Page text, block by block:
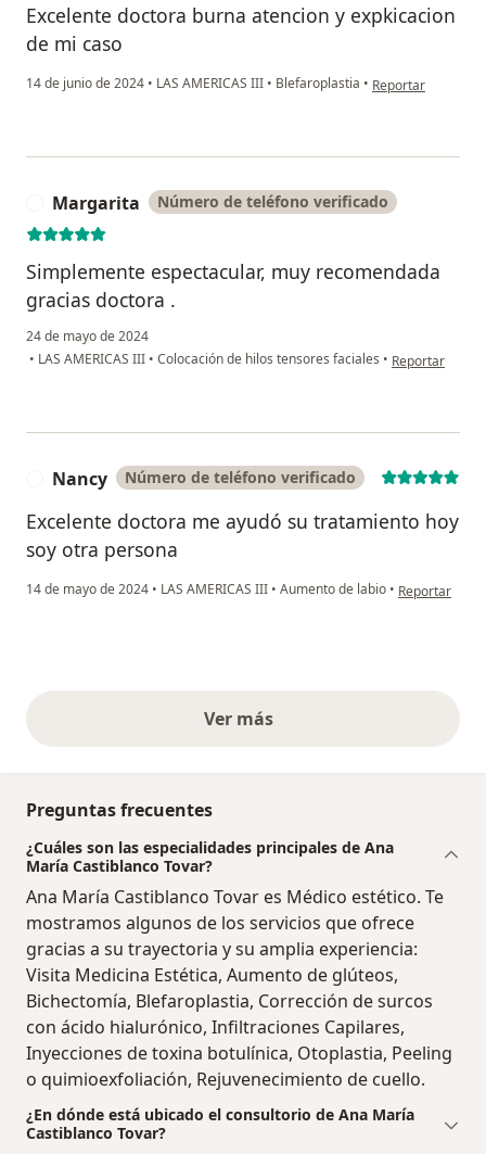
Excelente doctora burna atencion y expkicacion
de mi caso
14 de junio de 2024 • LAS AMERICAS III • Blefaroplastia • en opinión del
Reportar
Margarita Número de teléfono verificado
Simplemente espectacular, muy recomendada
gracias doctora .
24 de mayo de 2024
• LAS AMERICAS III • Colocación de hilos tensores faciales • en opinión del
Reportar
Nancy Número de teléfono verificado
Excelente doctora me ayudó su tratamiento hoy
soy otra persona
14 de mayo de 2024 • LAS AMERICAS III • Aumento de labio • en opinión
Reportar
Ver másopiniones anteriores
Preguntas frecuentes
¿Cuáles son las especialidades principales de Ana
María Castiblanco Tovar?
Ana María Castiblanco Tovar es Médico estético. Te
mostramos algunos de los servicios que ofrece
gracias a su trayectoria y su amplia experiencia:
Visita Medicina Estética, Aumento de glúteos,
Bichectomía, Blefaroplastia, Corrección de surcos
con ácido hialurónico, Infiltraciones Capilares,
Inyecciones de toxina botulínica, Otoplastia, Peeling
o quimioexfoliación, Rejuvenecimiento de cuello.
¿En dónde está ubicado el consultorio de Ana María
Castiblanco Tovar?